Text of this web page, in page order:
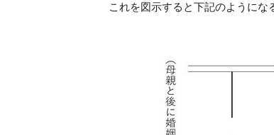
これを図示すると下記のようにな